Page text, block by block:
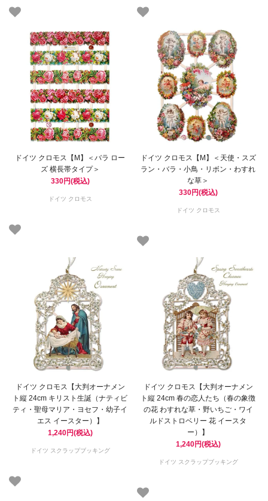
ドイツ クロモス【M】＜バラ ロー
ズ 横長帯タイプ＞
330円(税込)
ドイツ クロモス
ドイツ クロモス【M】＜天使・スズ
ラン・バラ・小鳥・リボン・わすれ
な草＞
330円(税込)
ドイツ クロモス
ドイツ クロモス【大判オーナメン
ト縦 24cm キリスト生誕（ナティビ
ティ・聖母マリア・ヨセフ・幼子イ
エス イースター）】
1,240円(税込)
ドイツ スクラップブッキング
ドイツ クロモス【大判オーナメン
ト縦 24cm 春の恋人たち（春の象徴
の花 わすれな草・野いちご・ワイ
ルドストロベリー 花 イースタ
ー）】
1,240円(税込)
ドイツ スクラップブッキング